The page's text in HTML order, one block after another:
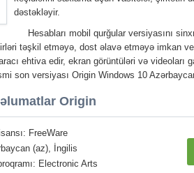
dəstəkləyir.
Hesabları mobil qurğular versiyasını
təşkil etməyə, dost əlavə etməyə imkan
ehtiva edir, ekran görüntüləri və
son versiyası Origin Windows 10
Origin
FreeWare
(az), İngilis
Electronic Arts